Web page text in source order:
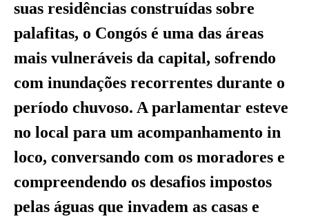
suas residências construídas sobre
palafitas, o Congós é uma das áreas
mais vulneráveis da capital, sofrendo
com inundações recorrentes durante o
período chuvoso. A parlamentar esteve
no local para um acompanhamento in
loco, conversando com os moradores e
compreendendo os desafios impostos
pelas águas que invadem as casas e